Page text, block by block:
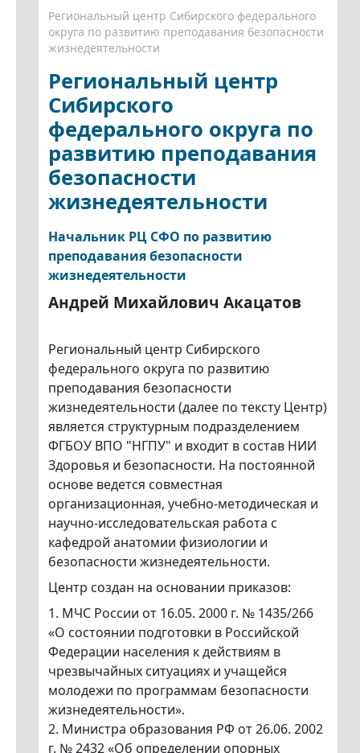
Региональный центр Сибирского федерального
округа по развитию преподавания безопасности
жизнедеятельности
Региональный центр
Сибирского
федерального округа по
развитию преподавания
безопасности
жизнедеятельности
Начальник РЦ СФО по развитию
преподавания безопасности
жизнедеятельности
Андрей Михайлович Акацатов
Региональный центр Сибирского
федерального округа по развитию
преподавания безопасности
жизнедеятельности (далее по тексту Центр)
является структурным подразделением
ФГБОУ ВПО "НГПУ" и входит в состав НИИ
Здоровья и безопасности. На постоянной
основе ведется совместная
организационная, учебно-методическая и
научно-исследовательская работа с
кафедрой анатомии физиологии и
безопасности жизнедеятельности.
Центр создан на основании приказов:
1. МЧС России от 16.05. 2000 г. № 1435/266
«О состоянии подготовки в Российской
Федерации населения к действиям в
чрезвычайных ситуациях и учащейся
молодежи по программам безопасности
жизнедеятельности».
2. Министра образования РФ от 26.06. 2002
г. № 2432 «Об определении опорных